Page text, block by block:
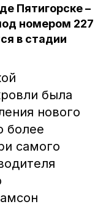
Пятигорске –
номером 227
в стадии
была
нового
более
самого